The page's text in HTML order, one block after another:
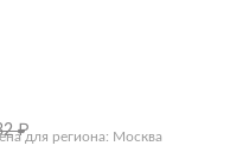
₽для региона: Москва